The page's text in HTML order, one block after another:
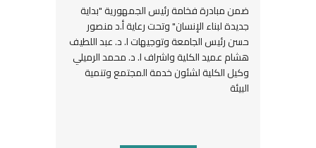
ضمن مبادرة فخامة رئيس الجمهورية "بداية
جديدة لبناء الإنسان" وتحت رعاية أ.د منصور
حسن رئيس الجامعة وتوجيهات ا. د. عبد اللطيف
هشام عميد الكلية واشراف ا. د. محمد الرميلي
وكيل الكلية لشئون خدمة المجتمع وتنمية
البيئة